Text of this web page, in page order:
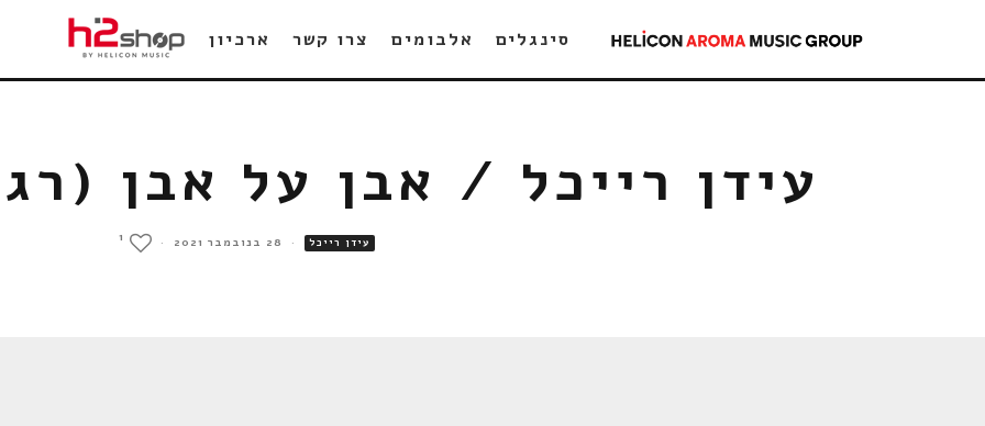
סינגלים אלבומים צרו קשר ארכיון
עידן רייכל / אבן על אבן
עידן רייכל · 28 בנובמבר 2021 ·
1